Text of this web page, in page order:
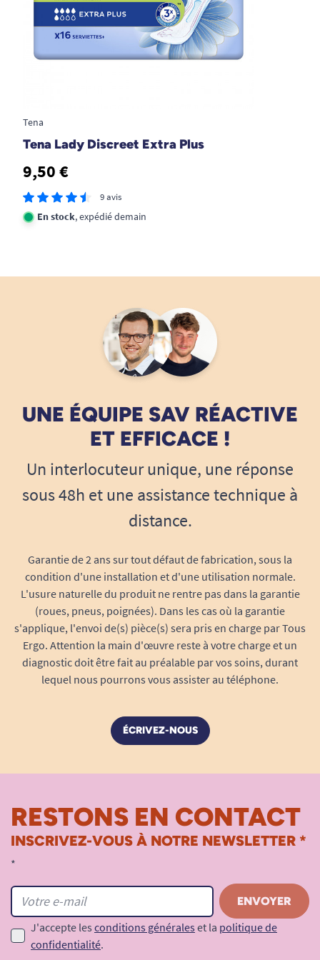
Fresh Odour Control™: la présence de
micro-billes actives réduit le
développement des bactéries responsables
protection parfaitement en place dans le
sous-vêtement, assurant liberté de
mouvement et sécurité, même sur la durée.
Soyeuse et respirante, la surface externe laisse
circuler l’air et respecte les peaux sensibles.
Liberté de mouvement préservée
Avec leur profil fin (340 x 124 mm
) et leur poids
26,2 gpièce), ces protections se font
oublier sous vos vêtements. Leur forme incurvée
en contact avec votre peau et la texture flexible
suivent tous vos déplacements sans créer
: le cœur super-
absorbant absorbe et répartit
immédiatement le liquide pour empêcher
Barrières anti-fuites latérales: épousent
l’aine et retiennent efficacement les
liquides, quelle que soit votre position.
Large couverture arrière: augmente le
niveau de sécurité en position assise ou
allongée, adapté jour/nuit.
Facile à utiliser, simple à transporter
individuellement : glissez-les dans votre sac ou
votre poche sans craindre les imprévus. La
lingerie classique.
Pliage pratique et hygiéniquepour un
Emballage refermableassurant propreté
et sécurité, idéal en déplacement ou pour
le stockage à domicile.
Tena
Tena Lady Discreet Extra Plus
9,50 €
9 avis
En stock, expédié demain
UNE ÉQUIPE SAV RÉACTIVE
ET EFFICACE !
Un interlocuteur unique, une réponse
sous 48h et une assistance technique à
distance.
Garantie de 2 ans sur tout défaut de fabrication, sous la
condition d'une installation et d'une utilisation normale.
L'usure naturelle du produit ne rentre pas dans la garantie
(roues, pneus, poignées). Dans les cas où la garantie
s'applique, l'envoi de(s) pièce(s) sera pris en charge par Tous
Ergo. Attention la main d'œuvre reste à votre charge et un
diagnostic doit être fait au préalable par vos soins, durant
lequel nous pourrons vous assister au téléphone.
ÉCRIVEZ-NOUS
RESTONS EN CONTACT
INSCRIVEZ-VOUS À NOTRE NEWSLETTER *
*
J'accepte les conditions générales et la politique de
confidentialité.